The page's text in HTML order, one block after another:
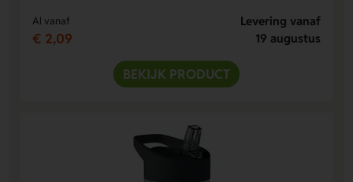
Al vanaf
€ 2,09
Levering vanaf
19 augustus
BEKIJK PRODUCT